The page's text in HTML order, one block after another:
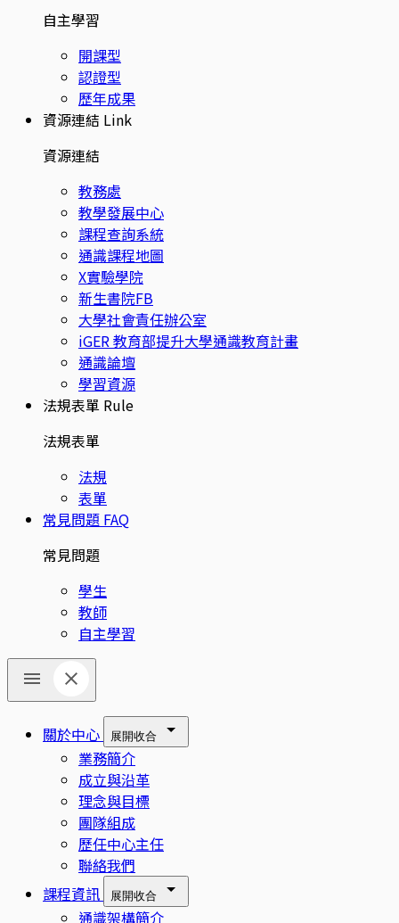
自主學習
開課型
認證型
歷年成果
資源連結 Link
資源連結
教務處
教學發展中心
課程查詢系統
通識課程地圖
X實驗學院
新生書院FB
大學社會責任辦公室
iGER 教育部提升大學通識教育計畫
通識論壇
學習資源
法規表單 Rule
法規表單
法規
表單
常見問題 FAQ
常見問題
學生
教師
自主學習
關於中心 展開收合
業務簡介
成立與沿革
理念與目標
團隊組成
歷任中心主任
聯絡我們
課程資訊
展開收合
通識架構簡介